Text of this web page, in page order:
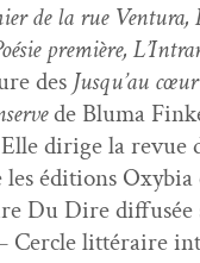
de la rue
pre­mière,
des Jusqu’au cœur
de Bluma
dirige la revue
édi­tions Oxy­bia
Du Dire
Cer­cle lit­téraire